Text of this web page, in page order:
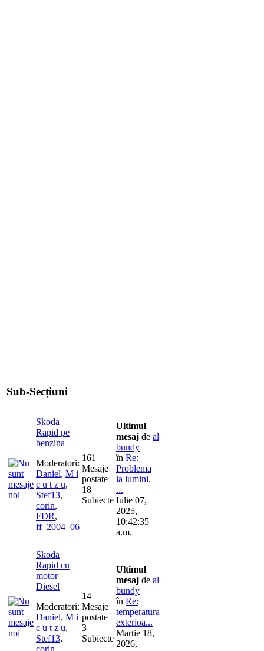
Sub-Secțiuni
Skoda
Rapid pe
benzina
Moderatori:
Daniel, M i
c u t z u,
Stef13,
corin,
FDR,
ff_2004_06
161
Mesaje
postate
18
Subiecte
Ultimul
mesaj de al
bundy
în Re:
Problema
la lumini,
...
Iulie 07,
2025,
10:42:35
a.m.
Skoda
Rapid cu
motor
Diesel
Moderatori:
Daniel, M i
c u t z u,
Stef13,
14
Mesaje
postate
3
Subiecte
Ultimul
mesaj de al
bundy
în Re:
temperatura
exterioa...
Martie 18,
2026,